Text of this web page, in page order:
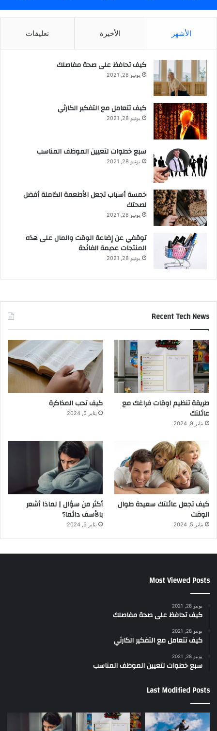
الأشهر الأخيرة تعليقات
كيف تحافظ على صحة مفاصلك
يونيو 28, 2021
كيف تتعامل مع التفكير الكارثي
يونيو 28, 2021
سبع خطوات لتعيين الموظف المناسب
يونيو 28, 2021
خمسة أسباب تجعل الأطعمة الكاملة أفضل
لصحتك
يونيو 28, 2021
توقفي عن إضاعة الوقت والمال على هذه
المنتجات عديمة الفائدة
يونيو 28, 2021
Recent Tech News
طريقة تنظيم اوقات فراغك مع
عائلتك
يناير 9, 2024
كيف تحب المذاكرة
يناير 5, 2024
كيف تجعل عائلتك سعيدة طوال
الوقت
يناير 5, 2024
أكثر من سؤال | لماذا أشعر
بالأسف دائما؟
يناير 5, 2024
Most Viewed Posts
يونيو 28, 2021
كيف تحافظ على صحة مفاصلك
يونيو 28, 2021
كيف تتعامل مع التفكير الكارثي
يونيو 28, 2021
سبع خطوات لتعيين الموظف المناسب
Last Modified Posts